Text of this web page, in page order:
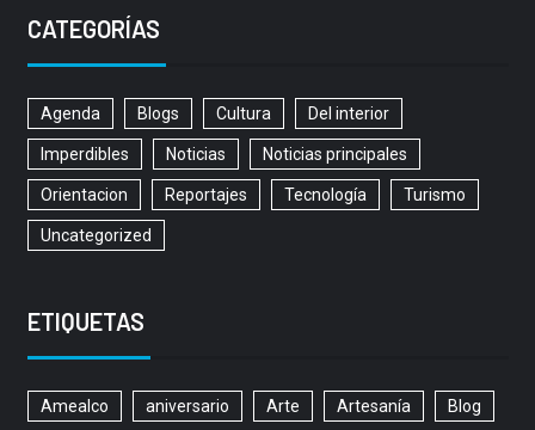
CATEGORÍAS
Agenda Blogs Cultura Del interior
Imperdibles Noticias Noticias principales
Orientacion Reportajes Tecnología Turismo
Uncategorized
ETIQUETAS
Amealco aniversario Arte Artesanía Blog